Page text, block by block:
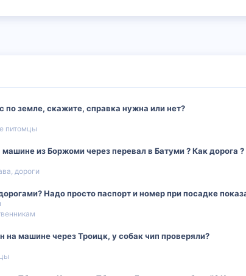
по земле, скажите, справка нужна или нет?
питомцы
из Боржоми через перевал в Батуми ? Как дорога ?
дороги
Надо просто паспорт и номер при посадке
на машине через Троицк, у собак чип проверяли?